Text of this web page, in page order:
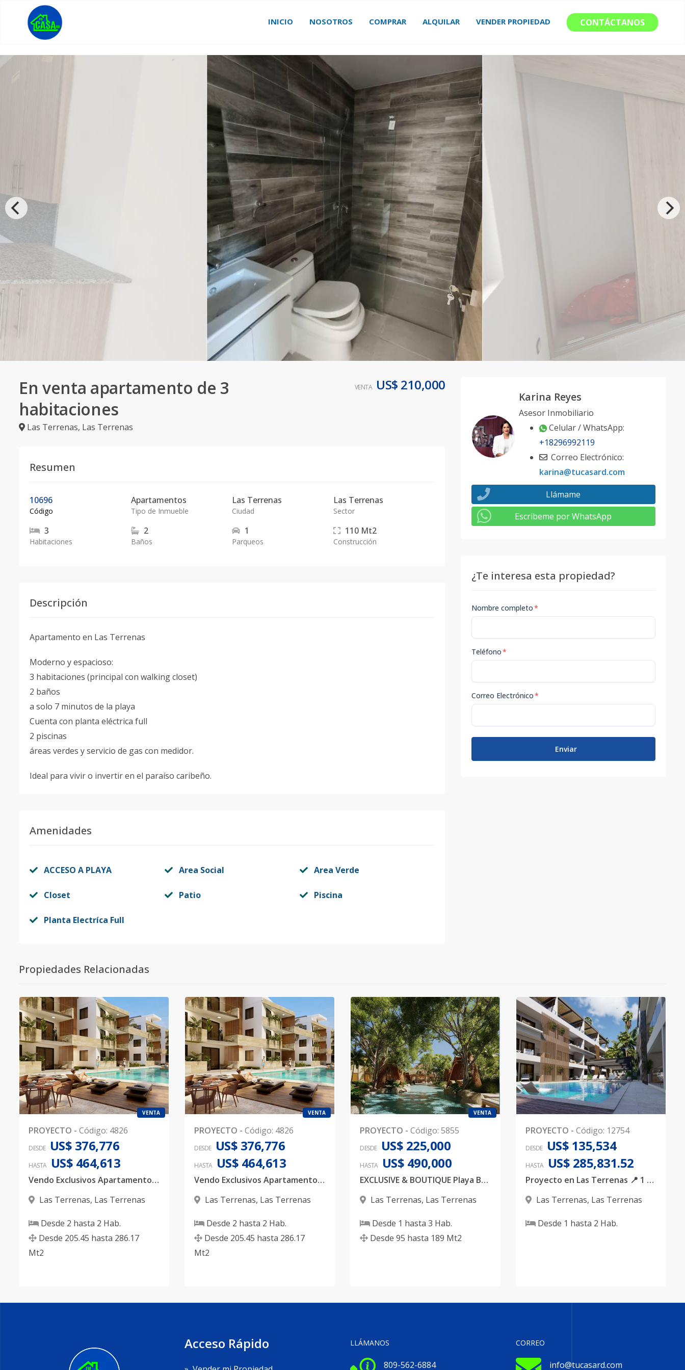
INICIO NOSOTROS COMPRAR ALQUILAR VENDER PROPIEDAD CONTÁCTANOS
En venta apartamento de 3
habitaciones
Las Terrenas, Las Terrenas
VENTA US$ 210,000
Resumen
10696
Código
Apartamentos
Tipo de Inmueble
Las Terrenas
Ciudad
Las Terrenas
Sector
3
Habitaciones
2
Baños
1
Parqueos
110 Mt2
Construcción
Descripción
Apartamento en Las Terrenas
Moderno y espacioso:
3 habitaciones (principal con walking closet)
2 baños
a solo 7 minutos de la playa
Cuenta con planta eléctrica full
2 piscinas
áreas verdes y servicio de gas con medidor.
Ideal para vivir o invertir en el paraíso caribeño.
Amenidades
ACCESO A PLAYA Area Social Area Verde
Closet Patio Piscina
Planta Electríca Full
Karina Reyes
Asesor Inmobiliario
Celular / WhatsApp:
+18296992119
Correo Electrónico:
karina@tucasard.com
Llámame
Escribeme por WhatsApp
¿Te interesa esta propiedad?
Nombre completo*
Teléfono*
Correo Electrónico*
Enviar
Propiedades Relacionadas
VENTA
PROYECTO - Código: 4826
DESDE US$ 376,776
HASTA US$ 464,613
Vendo Exclusivos Apartamentos en Las Terrenas Samaná
Las Terrenas, Las Terrenas
Desde 2 hasta 2 Hab.
Desde 205.45 hasta 286.17
Mt2
VENTA
PROYECTO - Código: 4826
DESDE US$ 376,776
HASTA US$ 464,613
Vendo Exclusivos Apartamentos en Las Terrenas Samaná
Las Terrenas, Las Terrenas
Desde 2 hasta 2 Hab.
Desde 205.45 hasta 286.17
Mt2
VENTA
PROYECTO - Código: 5855
DESDE US$ 225,000
HASTA US$ 490,000
EXCLUSIVE & BOUTIQUE Playa Bonita, Las Terrenas🌴
Las Terrenas, Las Terrenas
Desde 1 hasta 3 Hab.
Desde 95 hasta 189 Mt2
PROYECTO - Código: 12754
DESDE US$ 135,534
HASTA US$ 285,831.52
Proyecto en Las Terrenas 📍 1 y 2 habitaciones con Ascensor
Las Terrenas, Las Terrenas
Desde 1 hasta 2 Hab.
Acceso Rápido LLÁMANOS
809-562-6884
CORREO
info@tucasard.com